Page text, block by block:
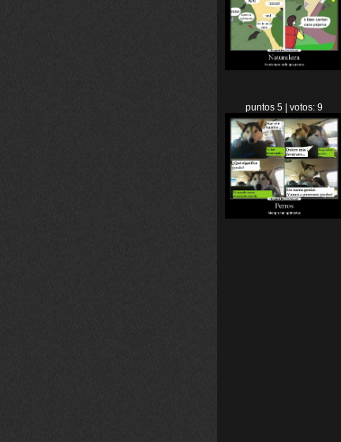
puntos 5 | votos: 9